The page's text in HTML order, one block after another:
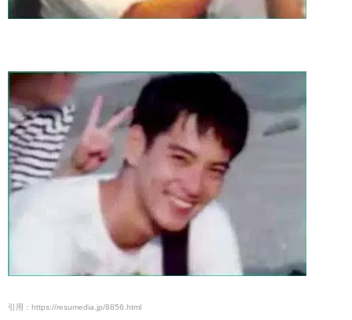
引用：https://resumedia.jp/8856.html